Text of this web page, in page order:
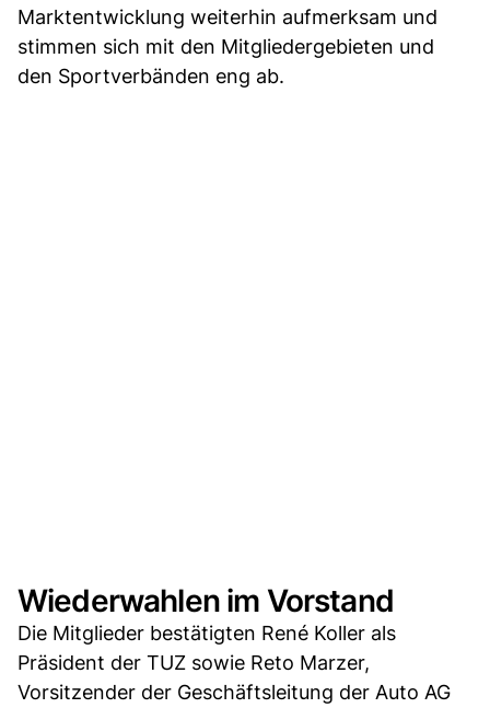
Marktentwicklung weiterhin aufmerksam und
stimmen sich mit den Mitgliedergebieten und
den Sportverbänden eng ab.
Wiederwahlen im Vorstand
Die Mitglieder bestätigten René Koller als
Präsident der TUZ sowie Reto Marzer,
Vorsitzender der Geschäftsleitung der Auto AG